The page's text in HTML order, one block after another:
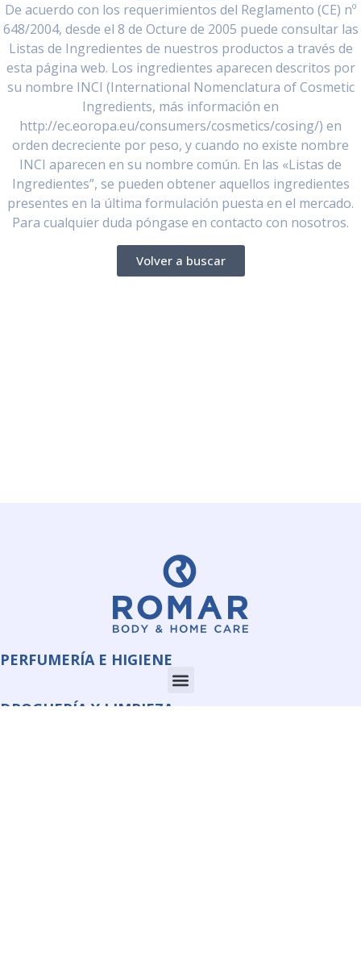
De acuerdo con los requerimientos del Reglamento (CE) nº
648/2004, desde el 8 de Octure de 2005 puede consultar las
Listas de Ingredientes de nuestros productos a través de
esta página web. Los ingredientes aparecen descritos por
su nombre INCI (International Nomenclatura of Cosmetic
Ingredients, más información en
http://ec.eoropa.eu/consumers/cosmetics/cosing/) en
orden decreciente por peso, y cuando no existe nombre
INCI aparecen en su nombre común. En las «Listas de
Ingredientes”, se pueden obtener aquellos ingredientes
presentes en la última formulación puesta en el mercado.
Para cualquier duda póngase en contacto con nosotros.
Volver a buscar
PERFUMERÍA E HIGIENE
DROGUERÍA Y LIMPIEZA